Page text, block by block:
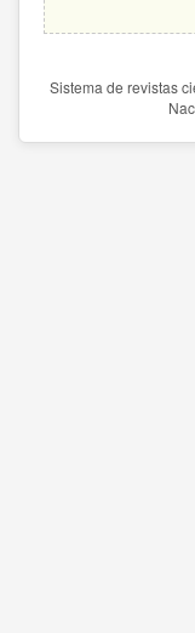
Sistema de revistas